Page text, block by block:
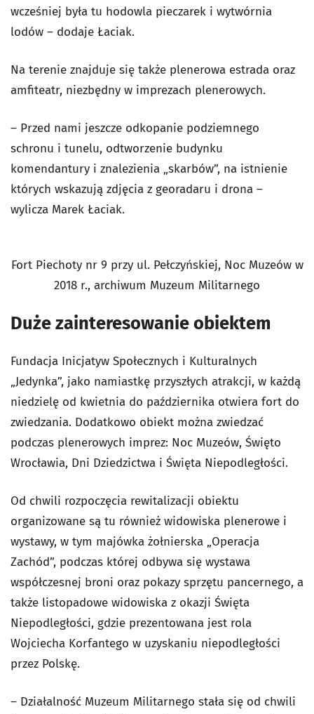
wcześniej była tu hodowla pieczarek i wytwórnia
lodów – dodaje Łaciak.
Na terenie znajduje się także plenerowa estrada oraz
amfiteatr, niezbędny w imprezach plenerowych.
– Przed nami jeszcze odkopanie podziemnego
schronu i tunelu, odtworzenie budynku
komendantury i znalezienia „skarbów”, na istnienie
których wskazują zdjęcia z georadaru i drona –
wylicza Marek Łaciak.
Fort Piechoty nr 9 przy ul. Pełczyńskiej, Noc Muzeów w
2018 r., archiwum Muzeum Militarnego
Duże zainteresowanie obiektem
Fundacja Inicjatyw Społecznych i Kulturalnych
„Jedynka”, jako namiastkę przyszłych atrakcji, w każdą
niedzielę od kwietnia do października otwiera fort do
zwiedzania. Dodatkowo obiekt można zwiedzać
podczas plenerowych imprez: Noc Muzeów, Święto
Wrocławia, Dni Dziedzictwa i Święta Niepodległości.
Od chwili rozpoczęcia rewitalizacji obiektu
organizowane są tu również widowiska plenerowe i
wystawy, w tym majówka żołnierska „Operacja
Zachód”, podczas której odbywa się wystawa
współczesnej broni oraz pokazy sprzętu pancernego, a
także listopadowe widowiska z okazji Święta
Niepodległości, gdzie prezentowana jest rola
Wojciecha Korfantego w uzyskaniu niepodległości
przez Polskę.
– Działalność Muzeum Militarnego stała się od chwili